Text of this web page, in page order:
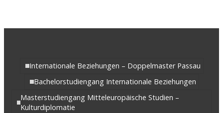
Internationale Beziehungen – Doppelmaster Passau
Bachelorstudiengang Internationale Beziehungen
Masterstudiengang Mitteleuropäische Studien –
Kulturdiplomatie